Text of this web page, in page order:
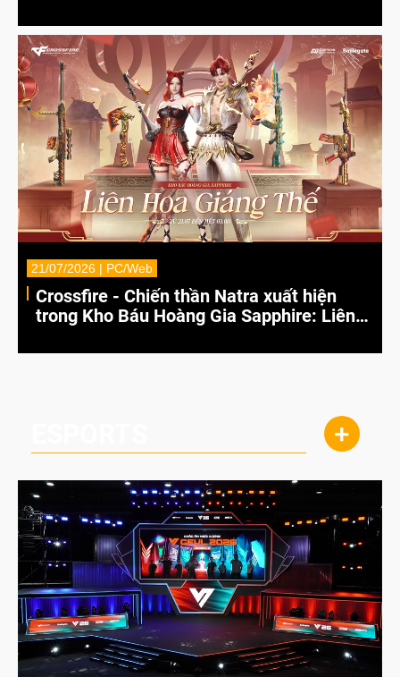
21/07/2026 | PC/Web
Crossfire - Chiến thần Natra xuất hiện
trong Kho Báu Hoàng Gia Sapphire: Liên
+